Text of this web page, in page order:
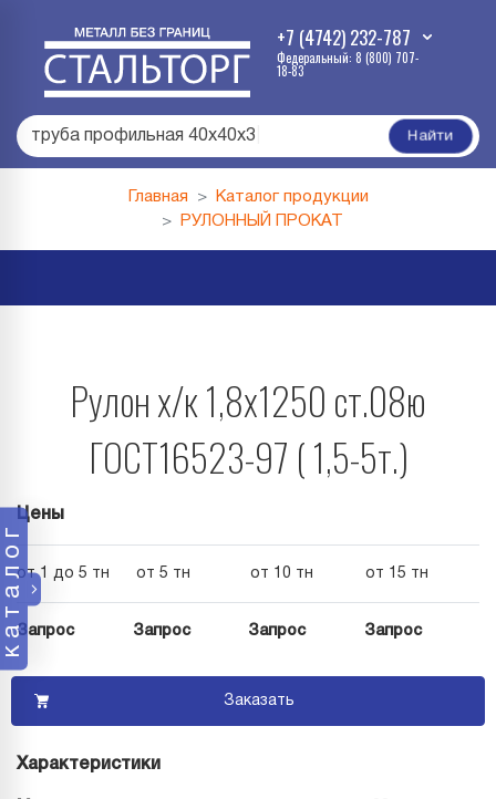
+7 (4742) 232-787
Федеральный: 8 (800) 707-
18-83
труба профильная 40х40х3 Найти
каталог
Главная
Каталог продукции
РУЛОННЫЙ ПРОКАТ
Рулон х/к 1,8х1250 ст.08ю
ГОСТ16523-97 ( 1,5-5т.)
Цены
от 1 до 5 тн от 5 тн от 10 тн от 15 тн
Запрос Запрос Запрос Запрос
Заказать
Характеристики